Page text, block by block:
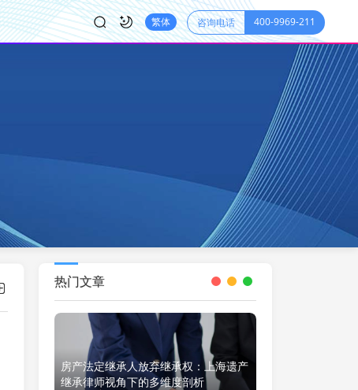
繁体 咨询电话 400-9969-211
热门文章
房产法定继承人放弃继承权：上海遗产
继承律师视角下的多维度剖析